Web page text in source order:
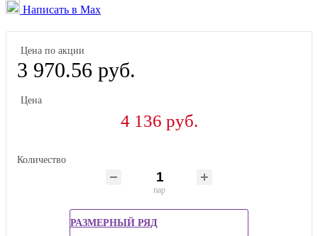
Написать в Max
Цена по акции
3 970.56 руб.
Цена
4 136 руб.
Количество
пар
РАЗМЕРНЫЙ РЯД